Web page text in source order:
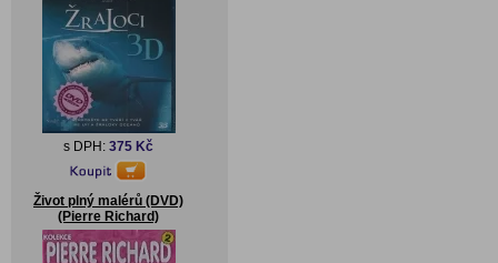
s DPH: 375 Kč
Život plný malérů (DVD)
(Pierre Richard)